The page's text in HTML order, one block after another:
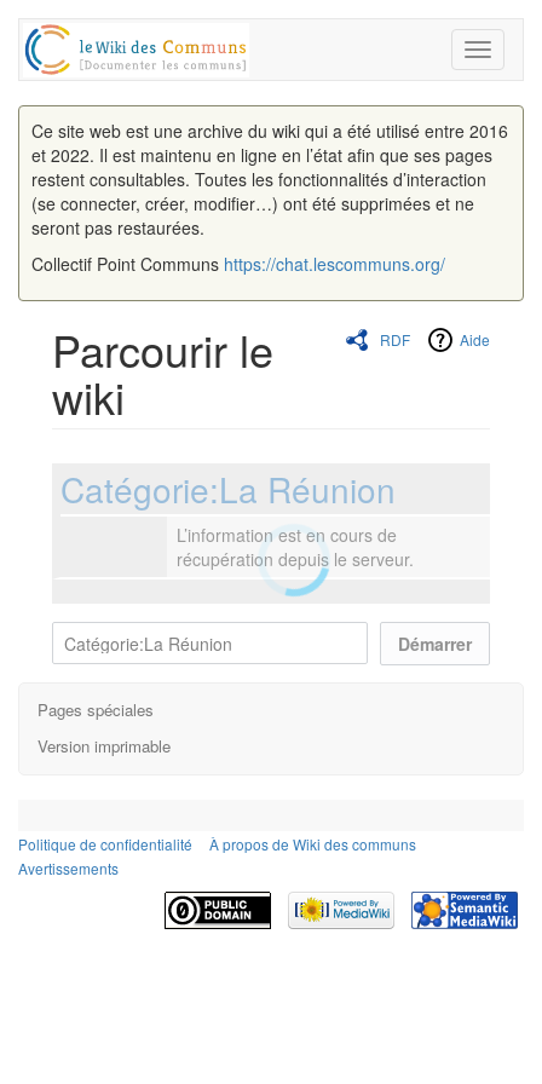
Toggle
Ce site web est une archive du wiki qui a été utilisé entre 2016
et 2022. Il est maintenu en ligne en l’état afin que ses pages
restent consultables. Toutes les fonctionnalités d’interaction
(se connecter, créer, modifier…) ont été supprimées et ne
seront pas restaurées.
Collectif Point Communs https://chat.lescommuns.org/
RDF Aide
Parcourir le
wiki
Catégorie:La Réunion
L’information est en cours de
récupération depuis le serveur.
Pages spéciales
Version imprimable
Politique de confidentialité
À propos de Wiki des communs
Avertissements